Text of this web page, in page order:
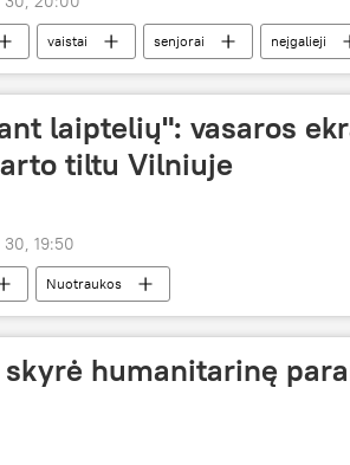
vaistai senjorai
neįgalieji
ministerija (SAM)
laiptelių": vasaros
tiltu Vilniuje
19:50
Nuotraukos
skyrė humanitarinę